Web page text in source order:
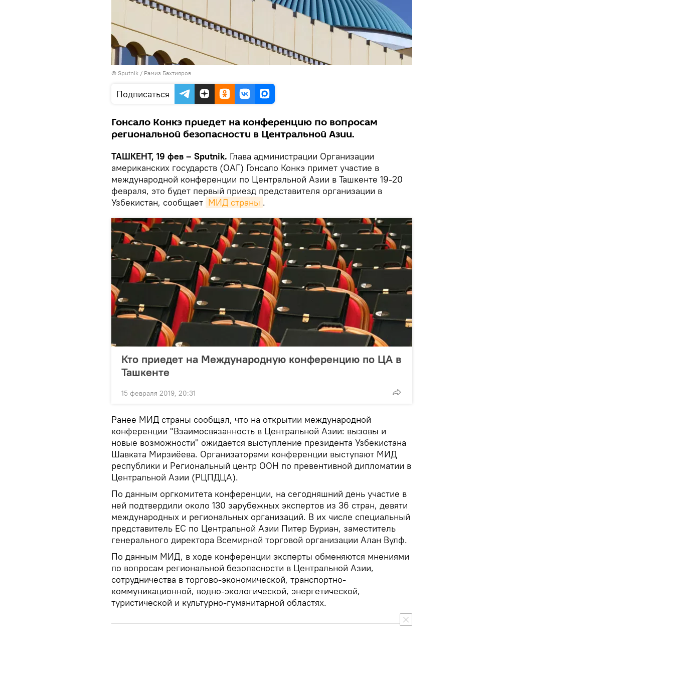
© Sputnik / Рамиз Бахтияров
Подписаться
Гонсало Конкэ приедет на конференцию по вопросам
региональной безопасности в Центральной Азии.
ТАШКЕНТ, 19 фев – Sputnik. Глава администрации Организации
американских государств (ОАГ) Гонсало Конкэ примет участие в
международной конференции по Центральной Азии в Ташкенте 19-20
февраля, это будет первый приезд представителя организации в
Узбекистан, сообщает МИД страны .
Кто приедет на Международную конференцию по ЦА в
Ташкенте
15 февраля 2019, 20:31
Ранее МИД страны сообщал, что на открытии международной
конференции "Взаимосвязанность в Центральной Азии: вызовы и
новые возможности" ожидается выступление президента Узбекистана
Шавката Мирзиёева. Организаторами конференции выступают МИД
республики и Региональный центр ООН по превентивной дипломатии в
Центральной Азии (РЦПДЦА).
По данным оргкомитета конференции, на сегодняшний день участие в
ней подтвердили около 130 зарубежных экспертов из 36 стран, девяти
международных и региональных организаций. В их числе специальный
представитель ЕС по Центральной Азии Питер Буриан, заместитель
генерального директора Всемирной торговой организации Алан Вулф.
По данным МИД, в ходе конференции эксперты обменяются мнениями
по вопросам региональной безопасности в Центральной Азии,
сотрудничества в торгово-экономической, транспортно-
коммуникационной, водно-экологической, энергетической,
туристической и культурно-гуманитарной областях.